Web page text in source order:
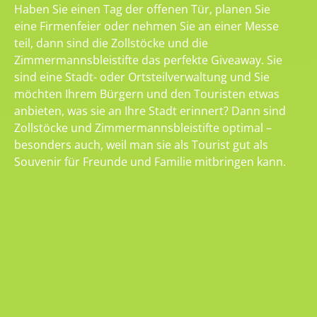
Haben Sie einen Tag der offenen Tür, planen Sie
eine Firmenfeier oder nehmen Sie an einer Messe
teil, dann sind die Zollstöcke und die
Zimmermannsbleistifte das perfekte Giveaway. Sie
sind eine Stadt- oder Ortsteilverwaltung und Sie
möchten Ihrem Bürgern und den Touristen etwas
anbieten, was sie an Ihre Stadt erinnert? Dann sind
Zollstöcke und Zimmermannsbleistifte optimal –
besonders auch, weil man sie als Tourist gut als
Souvenir für Freunde und Familie mitbringen kann.